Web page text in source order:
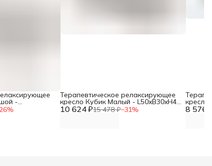
%
-
винилискожа 10 624 ₽15 478 ₽−31%
Терапевтическое релаксирующее
кресло Кубик Малый - L50xB30xH40
белый, винилискожа DNN 8 576
кресло